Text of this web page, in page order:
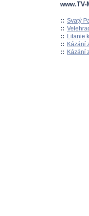
www.TV-
:: Svatý
::
:: Litanie
:: Kázání
:: Kázání